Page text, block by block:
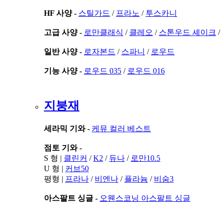
HF 사양 - 스틸가드 / 프라노 / 투스카니
고급 사양 - 로만클래식 / 클레오 / 스톤우드 셰이크 /
일반 사양 - 로자본드 / 스파니 / 로우드
기능 사양 - 로우드 035 / 로우드 016
지붕재
세라믹 기와 - 케뮤 컬러 베스트
점토 기와 -
S 형 | 클린커 /K2 / 듀나 / 로만10.5
U 형 | 커브50
평형 | 프라나 / 비엔나 / 플라늄 / 비숨3
아스팔트 싱글 - 오웬스코닝 아스팔트 싱글